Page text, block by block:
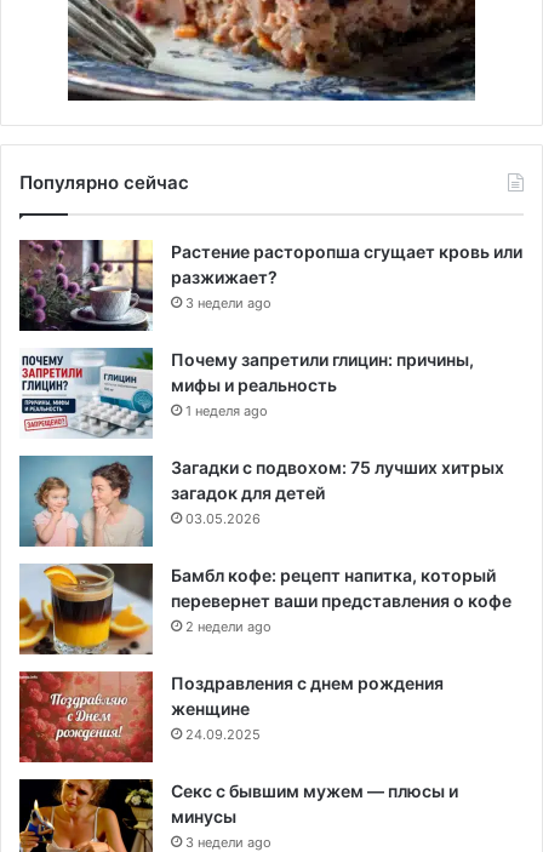
Популярно сейчас
Растение расторопша сгущает кровь или
разжижает?
3 недели ago
Почему запретили глицин: причины,
мифы и реальность
1 неделя ago
Загадки с подвохом: 75 лучших хитрых
загадок для детей
03.05.2026
Бамбл кофе: рецепт напитка, который
перевернет ваши представления о кофе
2 недели ago
Поздравления с днем рождения
женщине
24.09.2025
Секс с бывшим мужем — плюсы и
минусы
3 недели ago